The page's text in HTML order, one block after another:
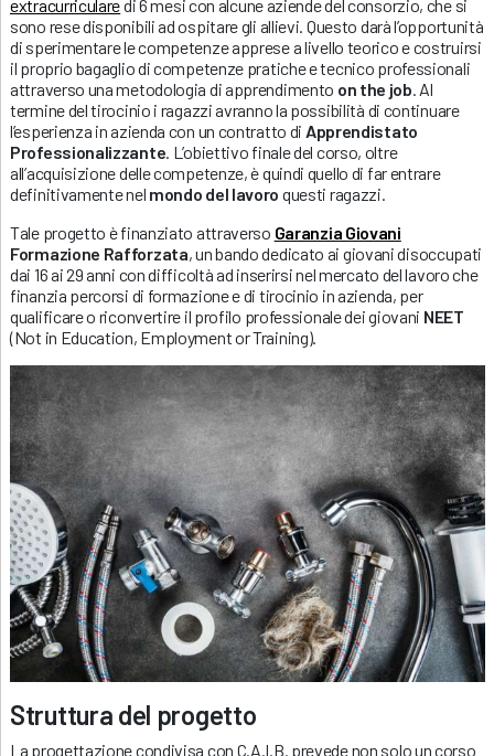
extracurricularedi 6 mesi con alcune aziende del consorzio, che si
sono rese disponibili ad ospitare gli allievi. Questo darà l’opportunità
di sperimentare le competenze apprese a livello teorico e costruirsi
il proprio bagaglio di competenze pratiche e tecnico professionali
attraverso una metodologia di apprendimento on the job . Al
termine del tirocinio i ragazzi avranno la possibilità di continuare
l’esperienza in azienda con un contratto di Apprendistato
Professionalizzante . L’obiettivo finale del corso, oltre
all’acquisizione delle competenze, è quindi quello di far entrare
definitivamente nel mondo del lavoro questi ragazzi.
Tale progetto è finanziato attraverso Garanzia Giovani
Formazione Rafforzata, un bando dedicato ai giovani disoccupati
dai 16 ai 29 anni con difficoltà ad inserirsi nel mercato del lavoro che
finanzia percorsi di formazione e di tirocinio in azienda, per
qualificare o riconvertire il profilo professionale dei giovani NEET
(Not in Education, Employment or Training).
Struttura del progetto
La progettazione condivisa con C.A.I.B. prevede non solo un corso